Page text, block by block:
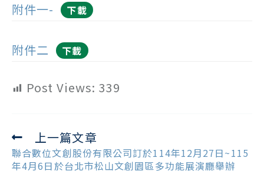
附件一-
下載
附件二 下載
Post Views: 339
Read
more
articles
上一篇文章
聯合數位文創股份有限公司訂於114年12月27日~115
年4月6日於台北市松山文創園區多功能展演廳舉辦